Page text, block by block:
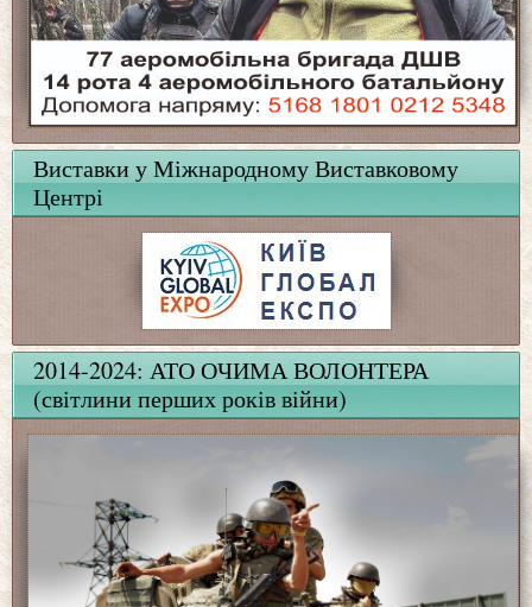
Виставки у Міжнародному Виставковому
Центрі
2014-2024: АТО ОЧИМА ВОЛОНТЕРА
(світлини перших років війни)